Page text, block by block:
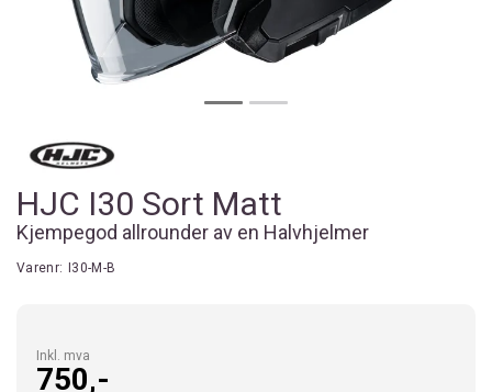
HJC I30 Sort Matt
Kjempegod allrounder av en Halvhjelmer
Varenr: I30-M-B
Inkl. mva
750,-